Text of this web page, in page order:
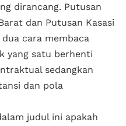
dirancang. Putusan
dan Putusan Kasasi
cara membaca
yang satu berhenti
sedangkan
dan pola
judul ini apakah